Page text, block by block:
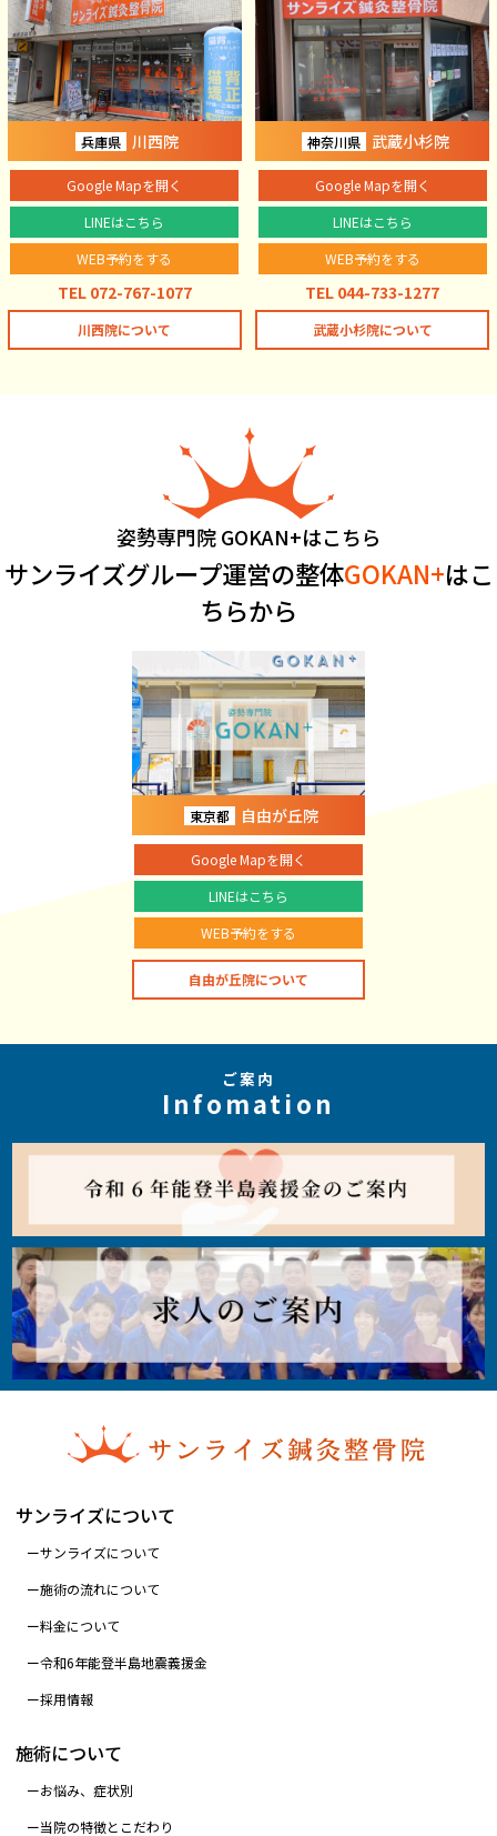
兵庫県 川西院
Google Mapを開く
LINEはこちら
WEB予約をする
TEL 072-767-1077
川西院について
神奈川県 武蔵小杉院
Google Mapを開く
LINEはこちら
WEB予約をする
TEL 044-733-1277
武蔵小杉院について
姿勢専門院 GOKAN+はこちら
サンライズグループ運営の整体GOKAN+はこ
ちらから
東京都 自由が丘院
Google Mapを開く
LINEはこちら
WEB予約をする
自由が丘院について
ご案内
Infomation
サンライズについて
サンライズについて
施術の流れについて
料金について
令和6年能登半島地震義援金
採用情報
施術について
お悩み、症状別
当院の特徴とこだわり